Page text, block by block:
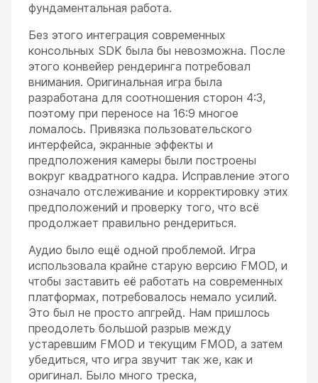
фундаментальная работа.
Без этого интеграция современных
консольных SDK была бы невозможна. После
этого конвейер рендеринга потребовал
внимания. Оригинальная игра была
разработана для соотношения сторон 4:3,
поэтому при переносе на 16:9 многое
ломалось. Привязка пользовательского
интерфейса, экранные эффекты и
предположения камеры были построены
вокруг квадратного кадра. Исправление этого
означало отслеживание и корректировку этих
предположений и проверку того, что всё
продолжает правильно рендериться.
Аудио было ещё одной проблемой. Игра
использовала крайне старую версию FMOD, и
чтобы заставить её работать на современных
платформах, потребовалось немало усилий.
Это был не просто апгрейд. Нам пришлось
преодолеть большой разрыв между
устаревшим FMOD и текущим FMOD, а затем
убедиться, что игра звучит так же, как и
оригинал. Было много треска,